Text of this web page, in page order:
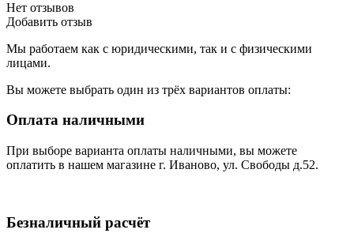
Нет отзывов
Добавить отзыв
Мы работаем как с юридическими, так и с физическими
лицами.
Вы можете выбрать один из трёх вариантов оплаты:
Оплата наличными
При выборе варианта оплаты наличными, вы можете
оплатить в нашем магазине г. Иваново, ул. Свободы д.52.
Безналичный расчёт